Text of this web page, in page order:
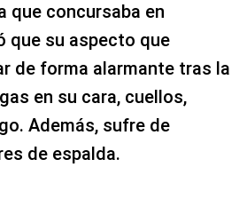
que concursaba en
que su aspecto que
de forma alarmante tras la
en su cara, cuellos,
Además, sufre de
de espalda.